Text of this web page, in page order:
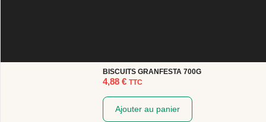
BISCUITS GRANFESTA 700G
4,88€ TTC
Ajouter au panier